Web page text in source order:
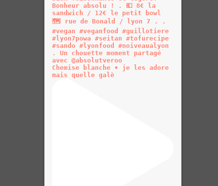
Chemise blanche • je les adore
mais quelle galè